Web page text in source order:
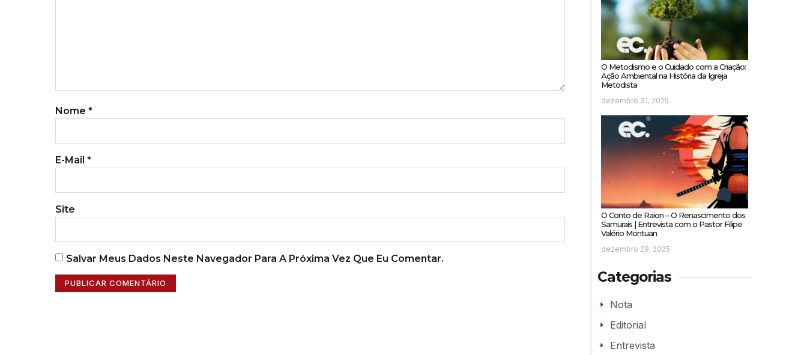
Nome *
E-Mail *
Site
Salvar Meus Dados Neste Navegador Para A Próxima Vez Que Eu Comentar.
O Metodismo e o Cuidado com a Criação:
Ação Ambiental na História da Igreja
Metodista
dezembro 31, 2025
O Conto de Raion – O Renascimento dos
Samurais | Entrevista com o Pastor Filipe
Valério Montuan
dezembro 29, 2025
Categorias
Nota
Editorial
Entrevista